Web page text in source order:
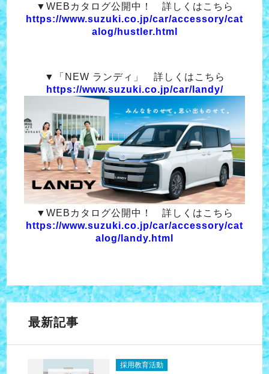
▼WEBカタログ公開中！ 詳しくはこちら
https://www.suzuki.co.jp/car/accessory/cat
alog/hustler.html
▼「NEW ランディ」 詳しくはこちら
https://www.suzuki.co.jp/car/landy/
▼WEBカタログ公開中！ 詳しくはこちら
https://www.suzuki.co.jp/car/accessory/cat
alog/landy.html
最新記事
採用教育活動